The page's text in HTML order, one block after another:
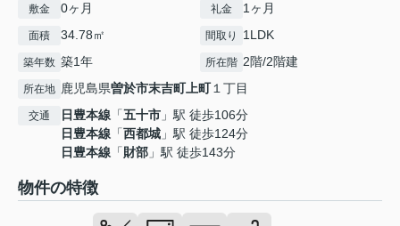
敷金 0ヶ月 礼金 1ヶ月
面積 34.78㎡ 間取り 1LDK
築年数 築1年 所在階 2階/2階建
所在地 鹿児島県曽於市末吉町上町１丁目
交通 日豊本線 「五十市 」駅 徒歩106分
日豊本線 「西都城 」駅 徒歩124分
日豊本線 「財部 」駅 徒歩143分
物件の特徴